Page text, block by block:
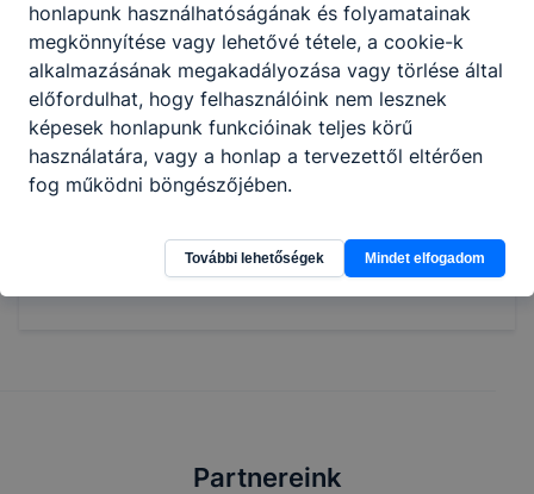
alkalmazásokat kezel, terveket, műszaki
leírásokat olvas, értelmez;
kisgépeket, mérőműszereket,
kéziszerszámokat használ a technológiai
alapműveleteknél.
Partnereink
honlapunk használhatóságának és folyamatainak
megkönnyítése vagy lehetővé tétele, a cookie-k
alkalmazásának megakadályozása vagy törlése által
előfordulhat, hogy felhasználóink nem lesznek
képesek honlapunk funkcióinak teljes körű
használatára, vagy a honlap a tervezettől eltérően
fog működni böngészőjében.
További lehetőségek Mindet elfogadom